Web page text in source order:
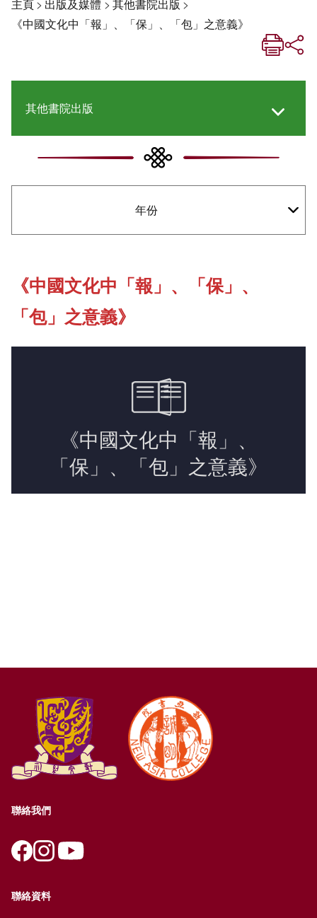
主頁> 出版及媒體 > 其他書院出版 >
《中國文化中「報」、「保」、「包」之意義》
其他書院出版
《新亞生活月刊》
社交媒體專欄
《新亞簡訊》
影片庫
年份
《中國文化中「報」、「保」、
「包」之意義》
聯絡我們
聯絡資料